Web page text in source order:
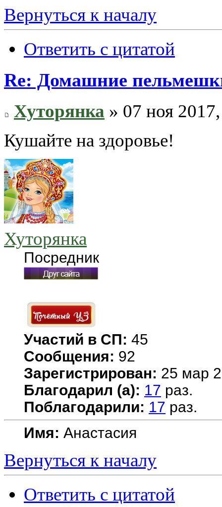
Вернуться к началу
Ответить с цитатой
Re: Домашние
Хуторянка » 07 ноя
Кушайте на здоровье!
Хуторянка
Посредник
Участий в СП: 45
Сообщения: 92
Зарегистрирован: 25 мар
Благодарил (а): 17 раз.
Поблагодарили: 17 раз.
Имя: Анастасия
Вернуться к началу
Ответить с цитатой